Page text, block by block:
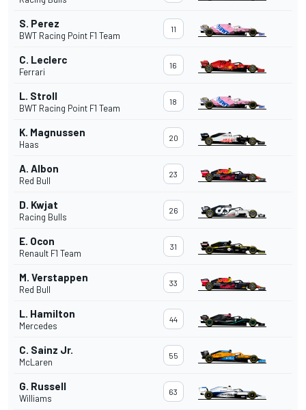
S. Perez
BWT Racing Point F1 Team
11
C. Leclerc
Ferrari
16
L. Stroll
BWT Racing Point F1 Team
18
K. Magnussen
Haas
20
A. Albon
Red Bull
23
D. Kwjat
Racing Bulls
26
E. Ocon
Renault F1 Team
31
M. Verstappen
Red Bull
33
L. Hamilton
Mercedes
44
C. Sainz Jr.
McLaren
55
G. Russell
Williams
63